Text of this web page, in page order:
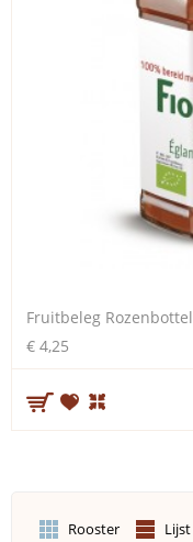
Fruitbeleg Rozenbottel
€ 4,25
Rooster Lijst